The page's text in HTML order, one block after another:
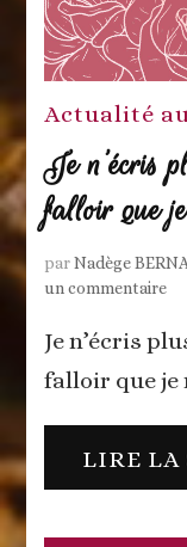
Actualité
Je n’écris
falloir que
parNadège
un commentairesur
il
va
Je n’écris
falloir que je
LIRE LA